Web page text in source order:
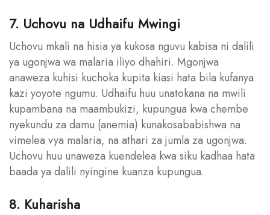
7. Uchovu na Udhaifu Mwingi
Uchovu mkali na hisia ya kukosa nguvu kabisa ni dalili
ya ugonjwa wa malaria iliyo dhahiri. Mgonjwa
anaweza kuhisi kuchoka kupita kiasi hata bila kufanya
kazi yoyote ngumu. Udhaifu huu unatokana na mwili
kupambana na maambukizi, kupungua kwa chembe
nyekundu za damu (anemia) kunakosababishwa na
vimelea vya malaria, na athari za jumla za ugonjwa.
Uchovu huu unaweza kuendelea kwa siku kadhaa hata
baada ya dalili nyingine kuanza kupungua.
8. Kuharisha